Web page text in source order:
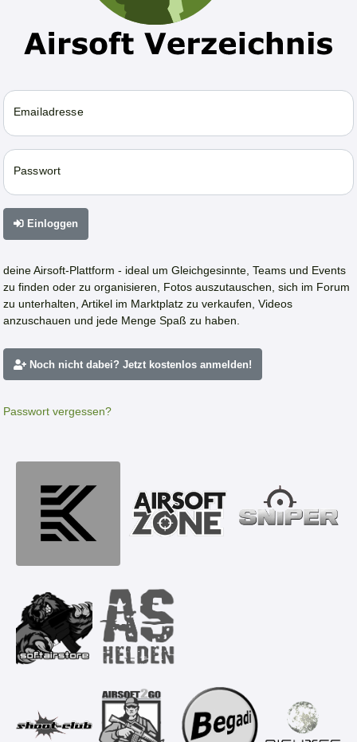
Emailadresse
Passwort
Einloggen
deine Airsoft-Plattform - ideal um Gleichgesinnte, Teams und Events
zu finden oder zu organisieren, Fotos auszutauschen, sich im Forum
zu unterhalten, Artikel im Marktplatz zu verkaufen, Videos
anzuschauen und jede Menge Spaß zu haben.
Noch nicht dabei? Jetzt kostenlos anmelden!
Passwort vergessen?